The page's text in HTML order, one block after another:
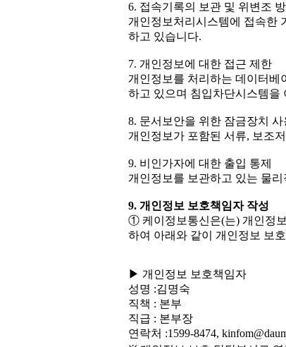
6. 접속기록의 보관 및 위변조 방
개인정보처리시스템에 접속한
하고 있습니다.
7. 개인정보에 대한 접근 제한
개인정보를 처리하는 데이터베
하고 있으며 침입차단시스템을
8. 문서보안을 위한 잠금장치 사
개인정보가 포함된 서류, 보조
9. 비인가자에 대한 출입 통제
개인정보를 보관하고 있는 물
9. 개인정보 보호책임자 작성
① 케이정보통신은(는) 개인정
하여 아래와 같이 개인정보 보
▶ 개인정보 보호책임자
성명 :김명숙
직책 : 본부
직급 : 본부장
연락처 :1599-8474,